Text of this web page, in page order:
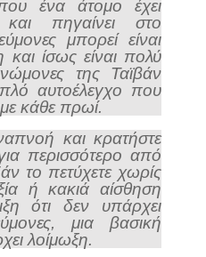
ένα άτομο έχει
πηγαίνει στο
μπορεί είναι
ίσως είναι πολύ
της Ταϊβάν
αυτοέλεγχο που
κάθε πρωί.
και κρατήστε
περισσότερο από
το πετύχετε χωρίς
ή κακιά αίσθηση
ότι δεν υπάρχει
μια βασική
λοίμωξη.